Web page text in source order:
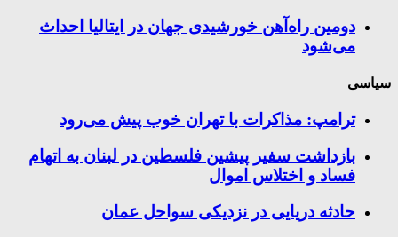
دومین راه‌آهن خورشیدی جهان در ایتالیا احداث
می‌شود
سیاسی
ترامپ: مذاکرات با تهران خوب پیش می‌رود
بازداشت سفیر پیشین فلسطین در لبنان به اتهام
فساد و اختلاس اموال
حادثه دریایی در نزدیکی سواحل عمان